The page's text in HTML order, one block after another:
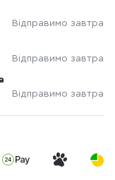
Відправимо завтра
Відправимо завтра
Відправимо завтра